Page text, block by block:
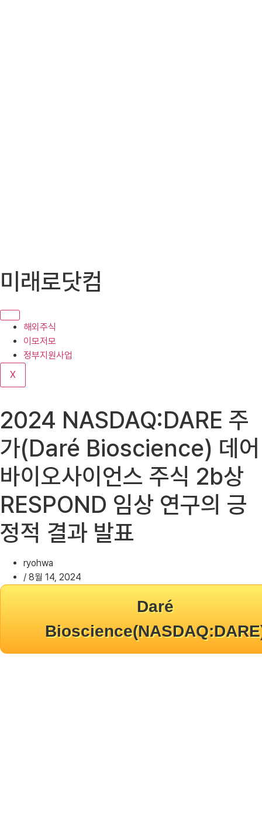
텐
로
기
미래로닷컴
해외주식
이모저모
정부지원사업
X
2024 NASDAQ:DARE 주
가(Daré Bioscience) 데어
바이오사이언스 주식 2b상
RESPOND 임상 연구의 긍
정적 결과 발표
ryohwa
/ 8월 14, 2024
Daré